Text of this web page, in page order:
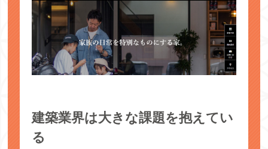
建築業界は大きな課題を抱えてい
る